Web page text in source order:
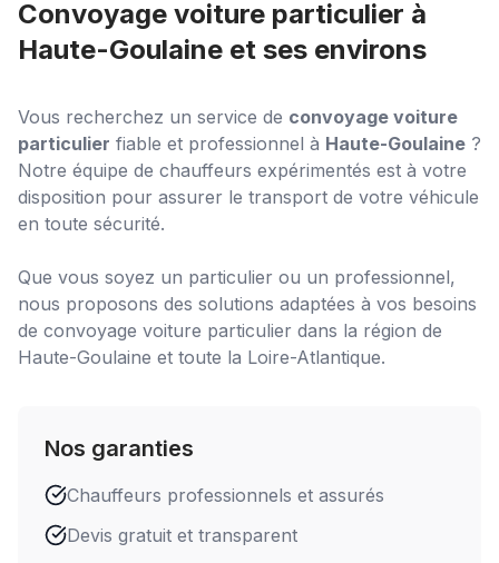
Convoyage voiture particulier à
Haute-Goulaine et ses environs
Vous recherchez un service de convoyage voiture
particulier fiable et professionnel à Haute-Goulaine ?
Notre équipe de chauffeurs expérimentés est à votre
disposition pour assurer le transport de votre véhicule
en toute sécurité.
Que vous soyez un particulier ou un professionnel,
nous proposons des solutions adaptées à vos besoins
de convoyage voiture particulier dans la région de
Haute-Goulaine et toute la Loire-Atlantique.
Nos garanties
Chauffeurs professionnels et assurés
Devis gratuit et transparent